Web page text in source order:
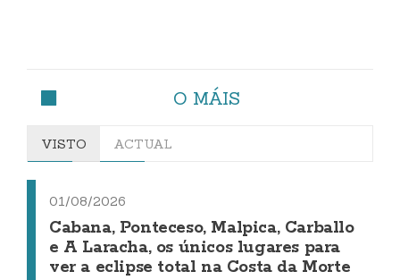
O MÁIS
VISTO ACTUAL
01/08/2026
Cabana, Ponteceso, Malpica, Carballo
e A Laracha, os únicos lugares para
ver a eclipse total na Costa da Morte